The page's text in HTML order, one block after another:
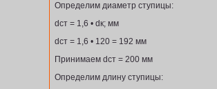
Определим диаметр ступицы:
dст = 1,6 • dк; мм
dст = 1,6 • 120 = 192 мм
Принимаем dст = 200 мм
Определим длину ступицы: